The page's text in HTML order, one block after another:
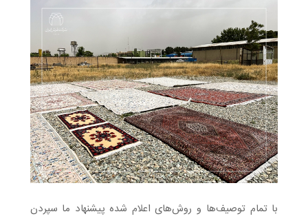
با تمام توصیف‌ها و روش‌های اعلام شده پیشنهاد ما سپردن